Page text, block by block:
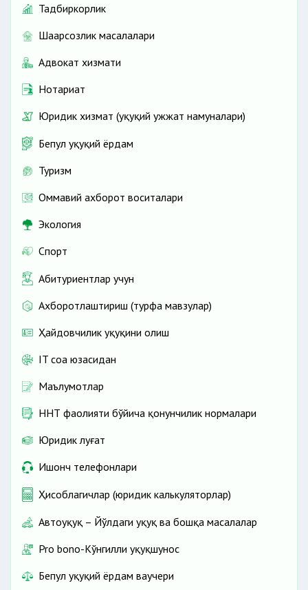
Тадбиркорлик
Шаҳарсозлик масалалари
Адвокат хизмати
Нотариат
Юридик хизмат (ҳуқуқий ҳужжат намуналари)
Бепул ҳуқуқий ёрдам
Туризм
Оммавий ахборот воситалари
Экология
Спорт
Абитуриентлар учун
Ахборотлаштириш (турфа мавзулар)
Ҳайдовчилик ҳуқуқини олиш
IT соҳа юзасидан
Маълумотлар
ННТ фаолияти бўйича қонунчилик нормалари
Юридик луғат
Ишонч телефонлари
Ҳисоблагичлар (юридик калькуляторлар)
Автоҳуқуқ – Йўлдаги ҳуқуқ ва бошқа масалалар
Pro bono-Кўнгилли ҳуқуқшунос
Бепул ҳуқуқий ёрдам ваучери